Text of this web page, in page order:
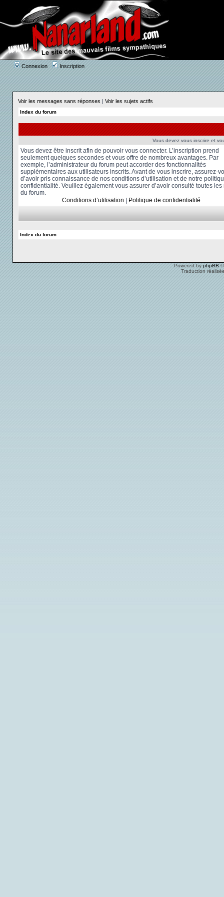
Connexion Inscription
Voir les messages sans réponses | Voir les sujets actifs
Index du forum
Vous devez vous inscrire et
Vous devez être inscrit afin de pouvoir vous connecter. L’inscription prend
seulement quelques secondes et vous offre de nombreux avantages. Par
exemple, l’administrateur du forum peut accorder des fonctionnalités
supplémentaires aux utilisateurs inscrits. Avant de vous inscrire, assurez-
d’avoir pris connaissance de nos conditions d’utilisation et de notre
confidentialité. Veuillez également vous assurer d’avoir consulté toutes les
du forum.
Conditions d’utilisation
Politique de confidentialité
Index du forum
Powered byphpBB©
Traduction